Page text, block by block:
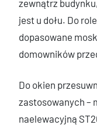
zewnątrz
jest u dołu. Do
dopasowane
domowników
Do okien
zastosowanych –
naelewacyjną